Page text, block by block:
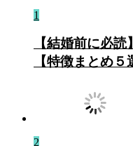
1
【結婚前に必
【特徴まとめ５
2